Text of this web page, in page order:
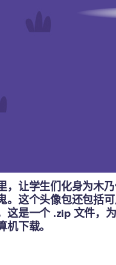
，让学生们化身为木
。这个头像包还包括
这是一个 .zip 文件，
下载。